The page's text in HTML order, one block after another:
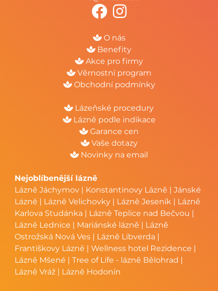
O nás
Benefity
Akce pro firmy
Věrnostní program
Obchodní podmínky
Lázeňské procedury
Lázně podle indikace
Garance cen
Vaše dotazy
Novinky na email
Nejoblíbenější lázně
Lázně Jáchymov
Konstantinovy Lázně
Jánské
Lázně | Lázně Velichovky Lázně Jeseník
Lázně
Karlova Studánka
Lázně Teplice nad Bečvou
Lázně Lednice
Mariánské lázně
Lázně
Ostrožská Nová Ves
Lázně Libverda
Františkovy Lázně | Wellness hotel Rezidence
Lázně Mšené | Tree of Life - lázně Bělohrad
Lázně Vráž | Lázně Hodonín